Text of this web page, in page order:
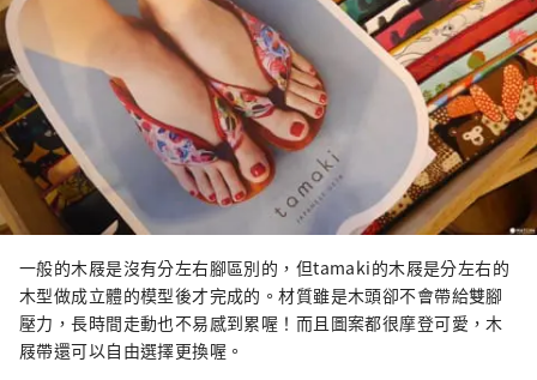
一般的木屐是沒有分左右腳區別的，但tamaki的木屐是分左右的
木型做成立體的模型後才完成的。材質雖是木頭卻不會帶給雙腳
壓力，長時間走動也不易感到累喔！而且圖案都很摩登可愛，木
屐帶還可以自由選擇更換喔。